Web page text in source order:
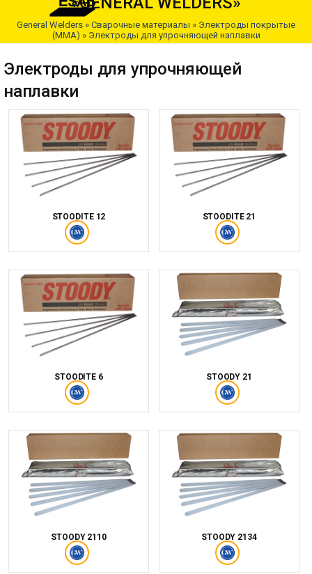
General Welders » Сварочные материалы » Электроды покрытые
(ММА) » Электроды для упрочняющей наплавки
Электроды для упрочняющей
наплавки
STOODITE 12 STOODITE 21
STOODITE 6 STOODY 21
STOODY 2110 STOODY 2134